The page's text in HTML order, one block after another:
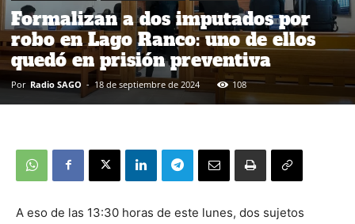
Formalizan a dos imputados por
robo en Lago Ranco: uno de ellos
quedó en prisión preventiva
Por Radio SAGO - 18 de septiembre de 2024 108
A eso de las 13:30 horas de este lunes, dos sujetos